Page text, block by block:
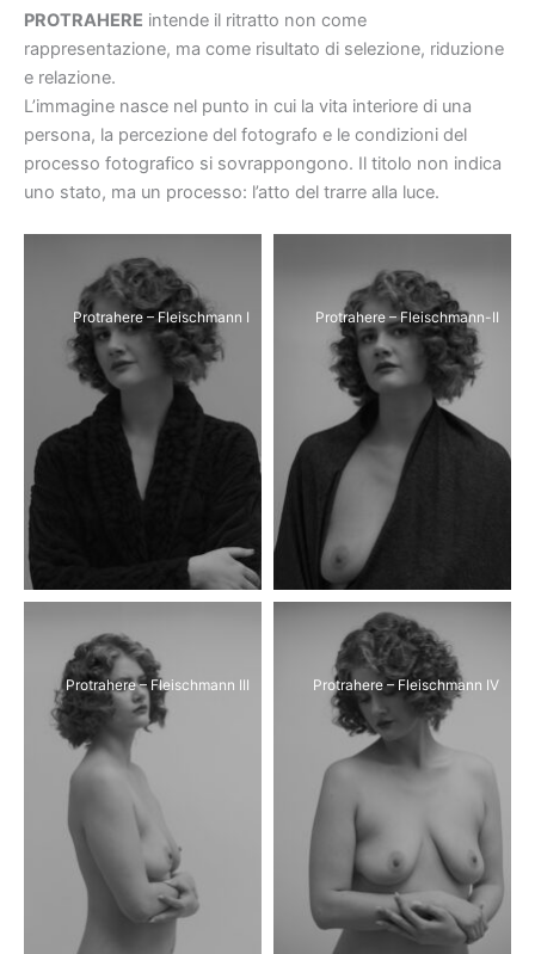
PROTRAHERE intende il ritratto non come
rappresentazione, ma come risultato di selezione, riduzione
e relazione.
L’immagine nasce nel punto in cui la vita interiore di una
persona, la percezione del fotografo e le condizioni del
processo fotografico si sovrappongono. Il titolo non indica
uno stato, ma un processo: l’atto del trarre alla luce.
Protrahere – Fleischmann I Protrahere – Fleischmann-II
Protrahere – Fleischmann III Protrahere – Fleischmann IV